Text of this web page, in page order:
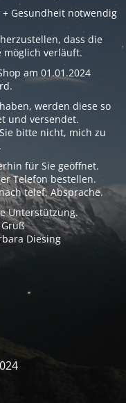
Gesundheit notwendig
dass die
möglich verläuft.
am 01.01.2024
werden diese so
und versendet.
bitte nicht, mich zu
für Sie geöffnet.
Telefon bestellen.
telef. Absprache.
Unterstützung.
Diesing